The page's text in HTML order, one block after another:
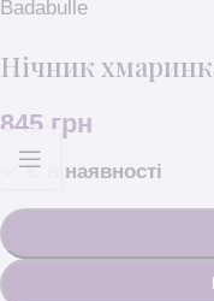
Нічник
845 грн
Є в наявності